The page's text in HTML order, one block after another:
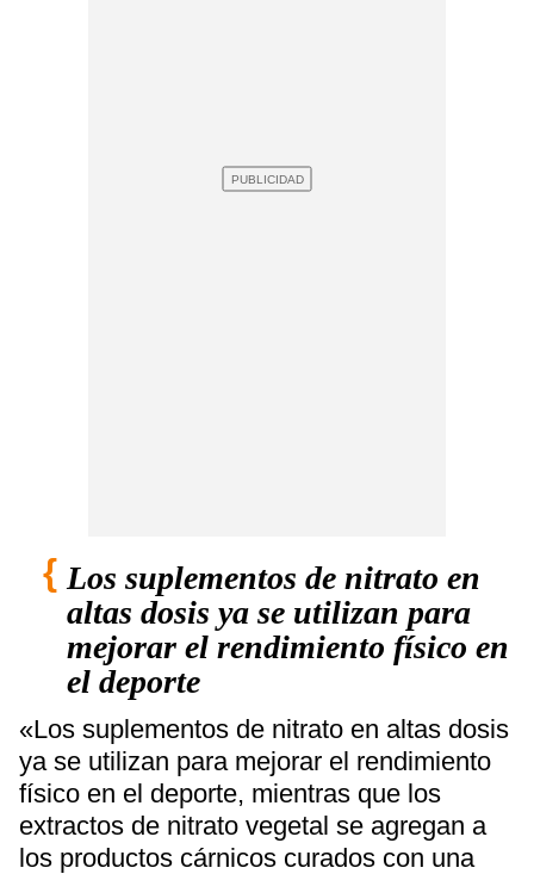
Los suplementos de nitrato en
altas dosis ya se utilizan para
mejorar el rendimiento físico en
el deporte
«Los suplementos de nitrato en altas dosis
ya se utilizan para mejorar el rendimiento
físico en el deporte, mientras que los
extractos de nitrato vegetal se agregan a
los productos cárnicos curados con una